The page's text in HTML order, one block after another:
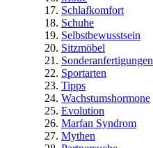
Schlafkomfort
Schuhe
Selbstbewusstsein
Sitzmöbel
Sonderanfertigungen
Sportarten
Tipps
Wachstumshormone
Evolution
Marfan Syndrom
Mythen